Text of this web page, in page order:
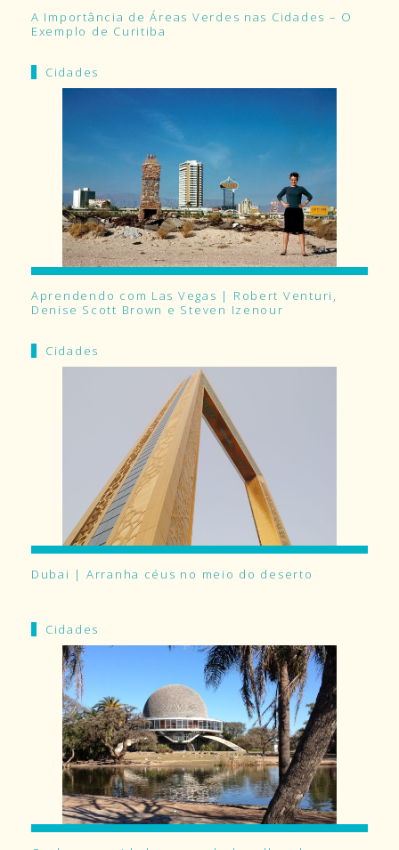
A Importância de Áreas Verdes nas Cidades – O
Exemplo de Curitiba
Cidades
Aprendendo com Las Vegas | Robert Venturi,
Denise Scott Brown e Steven Izenour
Cidades
Dubai | Arranha céus no meio do deserto
Cidades